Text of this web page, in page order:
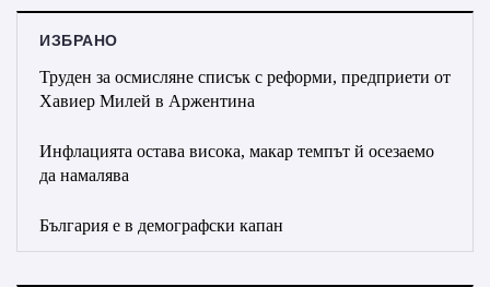
ИЗБРАНО
Труден за осмисляне списък с реформи, предприети от
Хавиер Милей в Аржентина
Инфлацията остава висока, макар темпът й осезаемо
да намалява
България е в демографски капан